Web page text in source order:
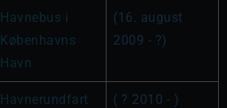
Havnebus i
Københavns
Havn
(16. august
2009 - ?)
Havnerundfart
( ? 2010 - )